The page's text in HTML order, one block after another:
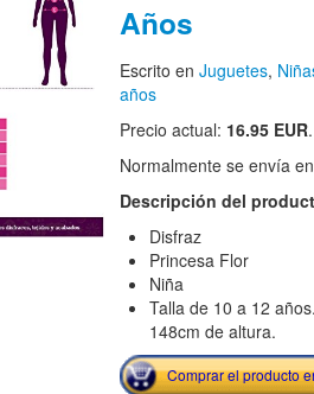
Años
Escrito en Juguetes,
años
Precio actual: 16.95 EUR.
Normalmente se envía
Descripción del
Disfraz
Princesa Flor
Niña
Talla de 10 a 12
148cm de altura.
Comprar el producto